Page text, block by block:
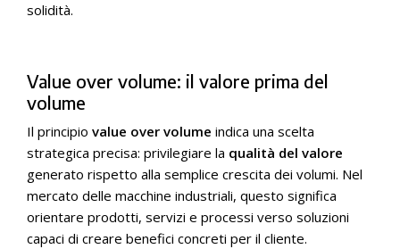
solidità.
Value over volume: il valore prima del
volume
Il principio value over volume indica una scelta
strategica precisa: privilegiare la qualità del valore
generato rispetto alla semplice crescita dei volumi. Nel
mercato delle macchine industriali, questo significa
orientare prodotti, servizi e processi verso soluzioni
capaci di creare benefici concreti per il cliente.